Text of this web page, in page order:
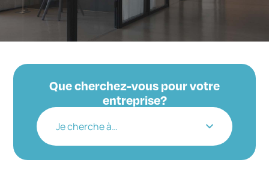
Que cherchez-vous pour votre
entreprise?
Je cherche à…